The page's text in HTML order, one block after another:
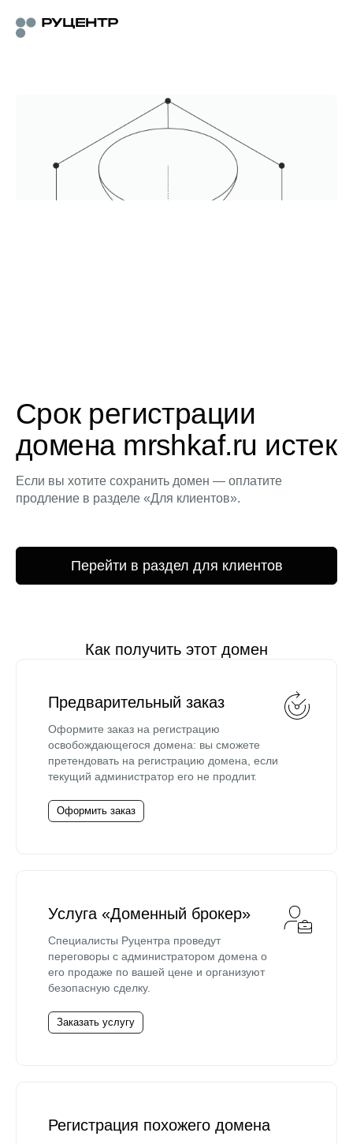
Срок регистрации
домена mrshkaf.ru истек
Если вы хотите сохранить домен — оплатите
продление в разделе «Для клиентов».
Перейти в раздел для клиентов
Как получить этот домен
Предварительный заказ
Оформите заказ на регистрацию
освобождающегося домена: вы сможете
претендовать на регистрацию домена, если
текущий администратор его не продлит.
Оформить заказ
Услуга «Доменный брокер»
Специалисты Руцентра проведут
переговоры с администратором домена о
его продаже по вашей цене и организуют
безопасную сделку.
Заказать услугу
Регистрация похожего домена